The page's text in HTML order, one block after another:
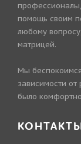
помощь своим
любому
матрицей.
Мы
зависимости
было